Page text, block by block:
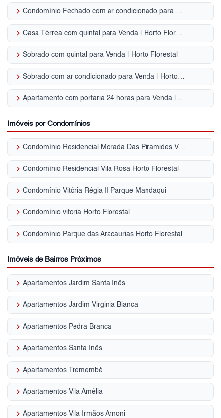
keyboard_arrow_right Condomínio Fechado com ar condicionado para Venda | Horto Florestal
keyboard_arrow_right Casa Térrea com quintal para Venda | Horto Florestal
keyboard_arrow_right Sobrado com quintal para Venda | Horto Florestal
keyboard_arrow_right Sobrado com ar condicionado para Venda | Horto Florestal
keyboard_arrow_right Apartamento com portaria 24 horas para Venda | Horto Florestal
Imóveis por Condomínios
keyboard_arrow_right Condomínio Residencial Morada Das Piramides Vila Amália (Zona Norte)
keyboard_arrow_right Condomínio Residencial Vila Rosa Horto Florestal
keyboard_arrow_right Condomínio Vitória Régia II Parque Mandaqui
keyboard_arrow_right Condomínio vitoria Horto Florestal
keyboard_arrow_right Condomínio Parque das Aracaurias Horto Florestal
Imóveis de Bairros Próximos
keyboard_arrow_right Apartamentos Jardim Santa Inês
keyboard_arrow_right Apartamentos Jardim Virginia Bianca
keyboard_arrow_right Apartamentos Pedra Branca
keyboard_arrow_right Apartamentos Santa Inês
keyboard_arrow_right Apartamentos Tremembé
keyboard_arrow_right Apartamentos Vila Amélia
keyboard_arrow_right Apartamentos Vila Irmãos Arnoni